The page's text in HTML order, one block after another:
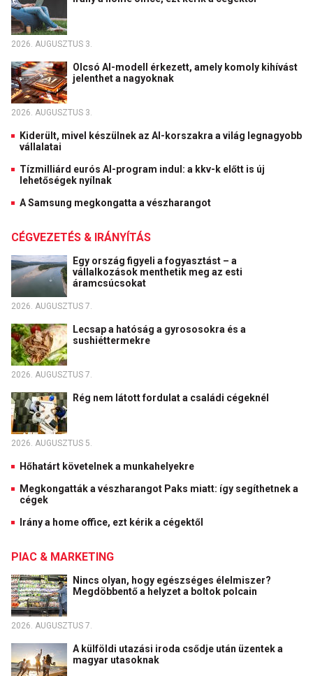
2026. AUGUSZTUS 3.
Olcsó AI-modell érkezett, amely komoly kihívást
jelenthet a nagyoknak
2026. AUGUSZTUS 3.
Kiderült, mivel készülnek az AI-korszakra a világ legnagyobb
vállalatai
Tízmilliárd eurós AI-program indul: a kkv-k előtt is új
lehetőségek nyílnak
A Samsung megkongatta a vészharangot
CÉGVEZETÉS & IRÁNYÍTÁS
Egy ország figyeli a fogyasztást – a
vállalkozások menthetik meg az esti
áramcsúcsokat
2026. AUGUSZTUS 7.
Lecsap a hatóság a gyrososokra és a
sushiéttermekre
2026. AUGUSZTUS 7.
Rég nem látott fordulat a családi cégeknél
2026. AUGUSZTUS 5.
Hőhatárt követelnek a munkahelyekre
Megkongatták a vészharangot Paks miatt: így segíthetnek a
cégek
Irány a home office, ezt kérik a cégektől
PIAC & MARKETING
Nincs olyan, hogy egészséges élelmiszer?
Megdöbbentő a helyzet a boltok polcain
2026. AUGUSZTUS 7.
A külföldi utazási iroda csődje után üzentek a
magyar utasoknak